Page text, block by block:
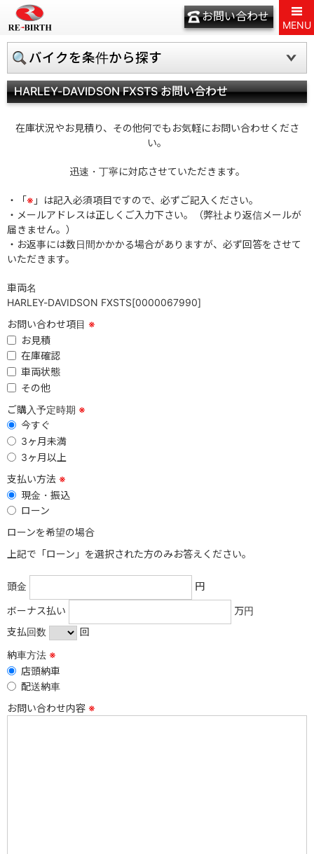
お問い合わせ
MENU
バイクを条件から探す
HARLEY-DAVIDSON FXSTS お問い合わせ
在庫状況やお見積り、その他何でもお気軽にお問い合わせくださ
い。
迅速・丁寧に対応させていただきます。
・「※ 」は記入必須項目ですので、必ずご記入ください。
・メールアドレスは正しくご入力下さい。（弊社より返信メールが
届きません。）
・お返事には数日間かかかる場合がありますが、必ず回答をさせて
いただきます。
車両名
HARLEY-DAVIDSON FXSTS[0000067990]
お問い合わせ項目 ※
お見積
在庫確認
車両状態
その他
ご購入予定時期 ※
今すぐ
3ヶ月未満
3ヶ月以上
支払い方法 ※
現金・振込
ローン
ローンを希望の場合
上記で「ローン」を選択された方のみお答えください。
頭金 円
ボーナス払い
万円
支払回数
回
納車方法 ※
店頭納車
配送納車
お問い合わせ内容 ※